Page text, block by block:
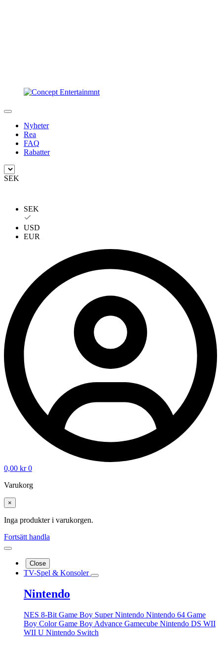
Nyheter
Rea
FAQ
Rabatter
SEK
SEK
USD
EUR
0,00 kr 0
Varukorg
×
Inga produkter i varukorgen.
Fortsätt handla
Close
TV-Spel & Konsoler
Nintendo
NES 8-Bit Game Boy Super Nintendo Nintendo 64 Game
Boy ColorGame Boy Advance Gamecube Nintendo DS WII
WII U Nintendo Switch